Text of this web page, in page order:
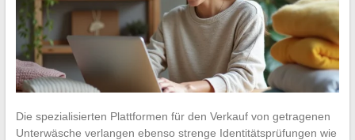
Die spezialisierten Plattformen für den Verkauf von getragenen
Unterwäsche verlangen ebenso strenge Identitätsprüfungen wie